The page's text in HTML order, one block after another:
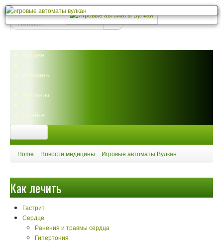
Лучшее
Добавить
Контакты
О сайте
Сайт
Новости медицины
Народная медицина
Воск, мед, прополис
Что такое...?
Почему...?
Home Новости медицины Игровые автоматы Вулкан
Как лечить
Гастрит
Сердце
Ранения и травмы сердца
Гипертония